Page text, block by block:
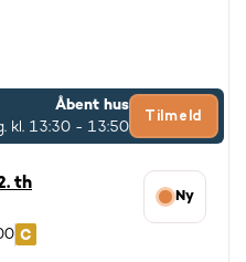
Åbent hus
kl. 13:30 - 13:50
Tilmeld
th
Ny